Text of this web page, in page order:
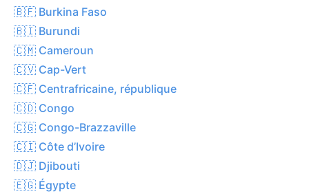
🇧🇫 Burkina Faso
🇧🇮 Burundi
🇨🇲 Cameroun
🇨🇻 Cap-Vert
🇨🇫 Centrafricaine, république
🇨🇩 Congo
🇨🇬 Congo-Brazzaville
🇨🇮 Côte d’Ivoire
🇩🇯 Djibouti
🇪🇬 Égypte